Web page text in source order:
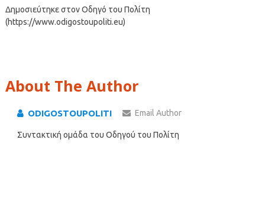
Δημοσιεύτηκε στον Οδηγό του Πολίτη
(https://www.odigostoupoliti.eu)
About The Author
ODIGOSTOUPOLITI Email Author
Συντακτική ομάδα του Οδηγού του Πολίτη